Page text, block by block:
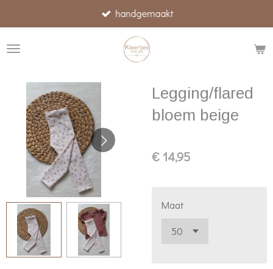
direct
naar
hoofdinhoud
handgemaakt
Legging/flared
bloem beige
€ 14,95
Maat